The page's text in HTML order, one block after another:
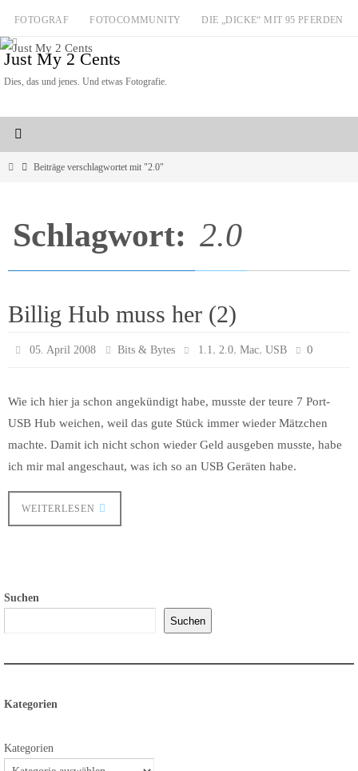
Zum
Inhalt
springen
FOTOGRAF FOTOCOMMUNITY DIE „DICKE“ MIT 95 PFERDEN
Just My 2 Cents
Dies, das und jenes. Und etwas Fotografie.
StartBeiträge verschlagwortet mit "2.0"
Schlagwort: 2.0
Billig Hub muss her (2)
05. April 2008 Bits & Bytes 1.1, 2.0, Mac, USB 0
Wie ich hier ja schon angekündigt habe, musste der teure 7 Port-
USB Hub weichen, weil das gute Stück immer wieder Mätzchen
machte. Damit ich nicht schon wieder Geld ausgeben musste, habe
ich mir mal angeschaut, was ich so an USB Geräten habe.
WEITERLESEN
Suchen
Suchen
Kategorien
Kategorien